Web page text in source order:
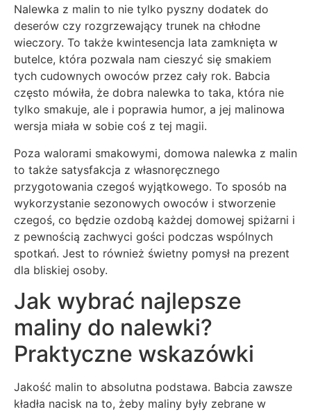
Nalewka z malin to nie tylko pyszny dodatek do
deserów czy rozgrzewający trunek na chłodne
wieczory. To także kwintesencja lata zamknięta w
butelce, która pozwala nam cieszyć się smakiem
tych cudownych owoców przez cały rok. Babcia
często mówiła, że dobra nalewka to taka, która nie
tylko smakuje, ale i poprawia humor, a jej malinowa
wersja miała w sobie coś z tej magii.
Poza walorami smakowymi, domowa nalewka z malin
to także satysfakcja z własnoręcznego
przygotowania czegoś wyjątkowego. To sposób na
wykorzystanie sezonowych owoców i stworzenie
czegoś, co będzie ozdobą każdej domowej spiżarni i
z pewnością zachwyci gości podczas wspólnych
spotkań. Jest to również świetny pomysł na prezent
dla bliskiej osoby.
Jak wybrać najlepsze
maliny do nalewki?
Praktyczne wskazówki
Jakość malin to absolutna podstawa. Babcia zawsze
kładła nacisk na to, żeby maliny były zebrane w